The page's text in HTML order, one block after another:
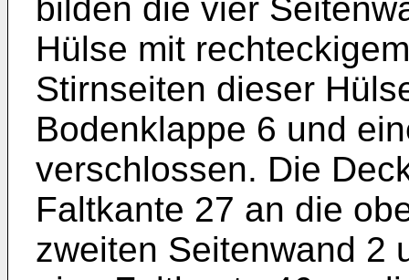
bilden die vier
Hülse mit
Stirnseiten dieser
Bodenklappe 6 und
verschlossen. Die
Faltkante 27 an die
zweiten Seitenwand 2